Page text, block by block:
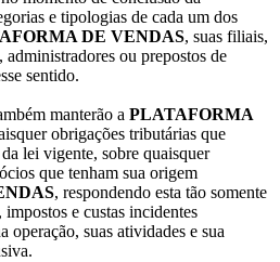
e tipologias de cada um dos
DE VENDAS, suas filiais,
ou prepostos de
sentido.
manterão a PLATAFORMA
obrigações tributárias que
lei vigente, sobre quaisquer
que tenham sua origem
, respondendo esta tão somente
e custas incidentes
operação, suas atividades e sua